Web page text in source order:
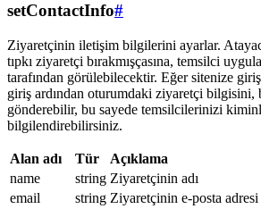
setContactInfo#
Ziyaretçinin iletişim bilgilerini ayarlar.
tıpkı ziyaretçi bırakmışçasına, temsilci
tarafından görülebilecektir. Eğer sitenize
giriş ardından oturumdaki ziyaretçi bilgisini,
gönderebilir, bu sayede temsilcilerinizi
bilgilendirebilirsiniz.
Alan adı Tür
Açıklama
name
string Ziyaretçinin adı
email
string Ziyaretçinin e-posta adresi